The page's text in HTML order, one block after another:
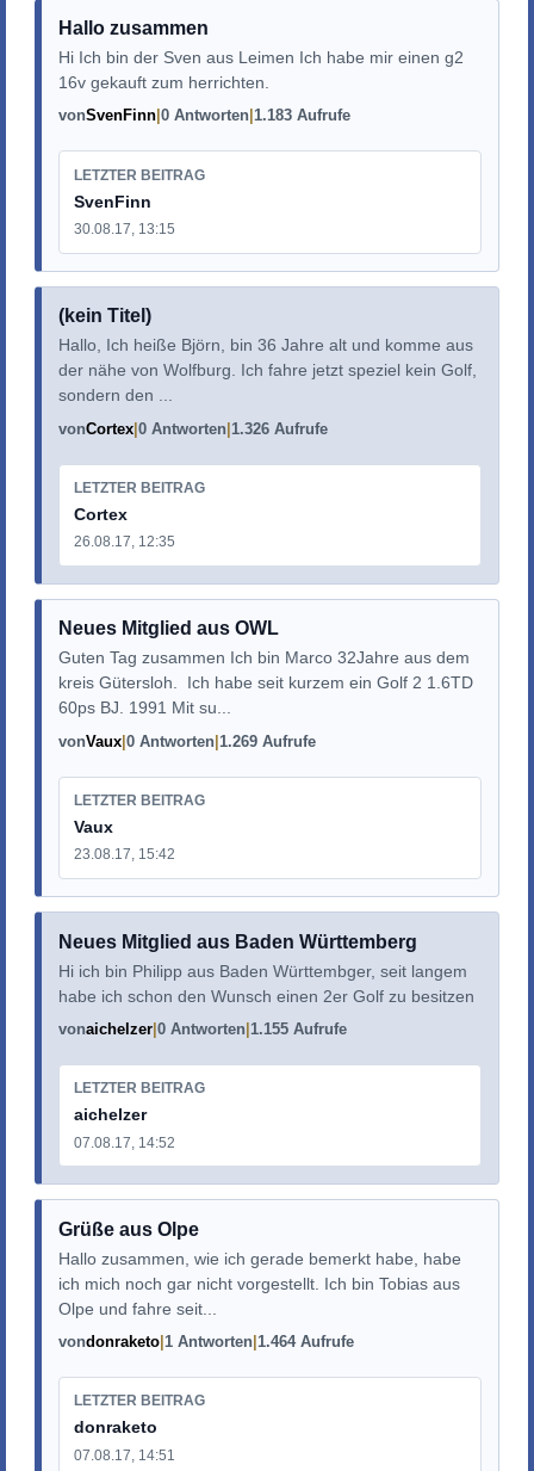
Hallo zusammen
Hi Ich bin der Sven aus Leimen Ich habe mir einen g2
16v gekauft zum herrichten.
vonSvenFinn 0 Antworten 1.183 Aufrufe
LETZTER BEITRAG
SvenFinn
30.08.17, 13:15
(kein Titel)
Hallo, Ich heiße Björn, bin 36 Jahre alt und komme aus
der nähe von Wolfburg. Ich fahre jetzt speziel kein Golf,
sondern den ...
vonCortex 0 Antworten 1.326 Aufrufe
LETZTER BEITRAG
Cortex
26.08.17, 12:35
Neues Mitglied aus OWL
Guten Tag zusammen Ich bin Marco 32Jahre aus dem
kreis Gütersloh. Ich habe seit kurzem ein Golf 2 1.6TD
60ps BJ. 1991 Mit su...
vonVaux 0 Antworten 1.269 Aufrufe
LETZTER BEITRAG
Vaux
23.08.17, 15:42
Neues Mitglied aus Baden Württemberg
Hi ich bin Philipp aus Baden Württembger, seit langem
habe ich schon den Wunsch einen 2er Golf zu besitzen
vonaichelzer 0 Antworten 1.155 Aufrufe
LETZTER BEITRAG
aichelzer
07.08.17, 14:52
Grüße aus Olpe
Hallo zusammen, wie ich gerade bemerkt habe, habe
ich mich noch gar nicht vorgestellt. Ich bin Tobias aus
Olpe und fahre seit...
vondonraketo 1 Antworten 1.464 Aufrufe
LETZTER BEITRAG
donraketo
07.08.17, 14:51